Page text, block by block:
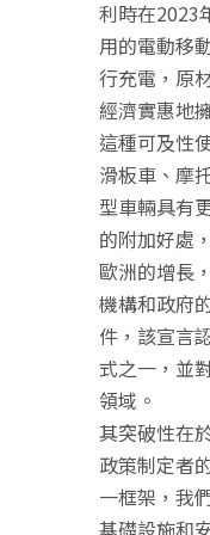
利時在2023
用的電動移
行充電，原
經濟實惠地
這種可及性
滑板車、摩
型車輛具有
的附加好處
歐洲的增長
機構和政府
件，該宣言
式之一，並
領域。
其突破性在
政策制定者
一框架，我
基礎設施和